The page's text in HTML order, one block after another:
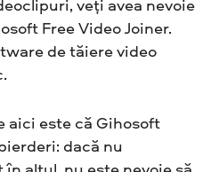
veți avea nevoie
Free Video Joiner.
de tăiere video
aici este că Gihosoft
dacă nu